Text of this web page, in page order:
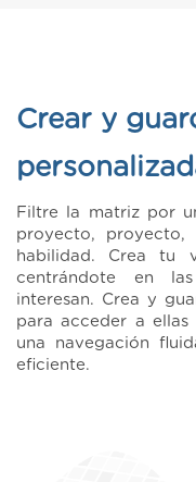
Crear y
Filtre la matriz por
proyecto,
habilidad. Crea tu
centrándote en
interesan. Crea y
para acceder a
una navegación
eficiente.